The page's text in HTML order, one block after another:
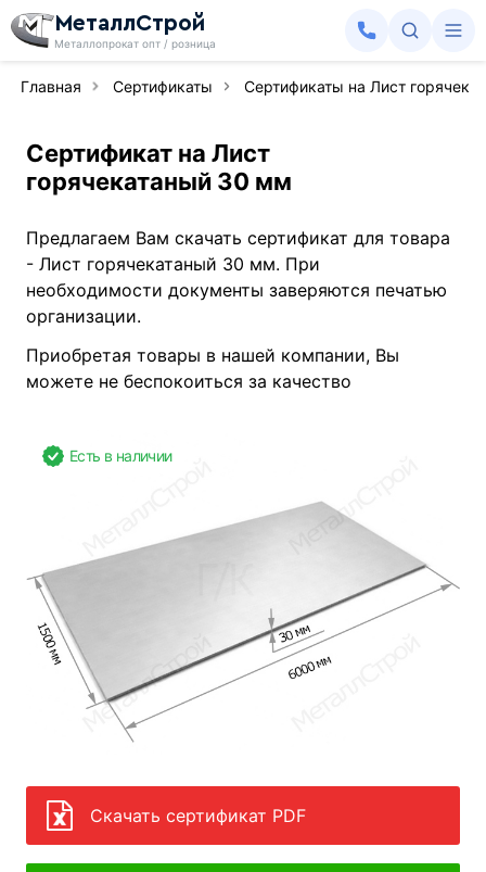
МеталлСтрой
Металлопрокат опт / розница
Главная Сертификаты Сертификаты на Лист
Сертификат на Лист
горячекатаный 30 мм
Предлагаем Вам скачать сертификат для товара
- Лист горячекатаный 30 мм. При
необходимости документы заверяются печатью
организации.
Приобретая товары в нашей компании, Вы
можете не беспокоиться за качество
Есть в наличии
Скачать сертификат PDF